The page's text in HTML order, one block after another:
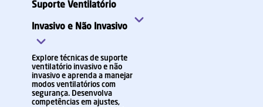
Suporte Ventilatório
Invasivo e Não Invasivo
Explore técnicas de suporte
ventilatório invasivo e não
invasivo e aprenda a manejar
modos ventilatórios com
segurança. Desenvolva
competências em ajustes,